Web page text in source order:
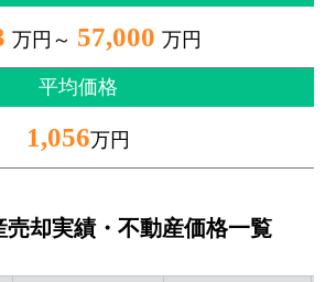
万円～ 57,000 万円
平均価格
1,056万円
売却実績・不動産価格一覧